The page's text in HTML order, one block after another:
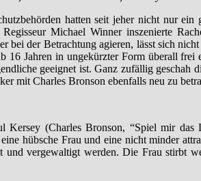
Mann
sieht
rot”
hatten seit jeher nicht nur
Michael Winner inszenierte
bei der Betrachtung agieren, lässt sich
16 Jahren in ungekürzter Form überall
geeignet ist. Ganz zufällig
mit Charles Bronson ebenfalls neu zu
Kersey (Charles Bronson, “Spiel mir
hübsche Frau und eine nicht minder
vergewaltigt werden. Die Frau stirbt